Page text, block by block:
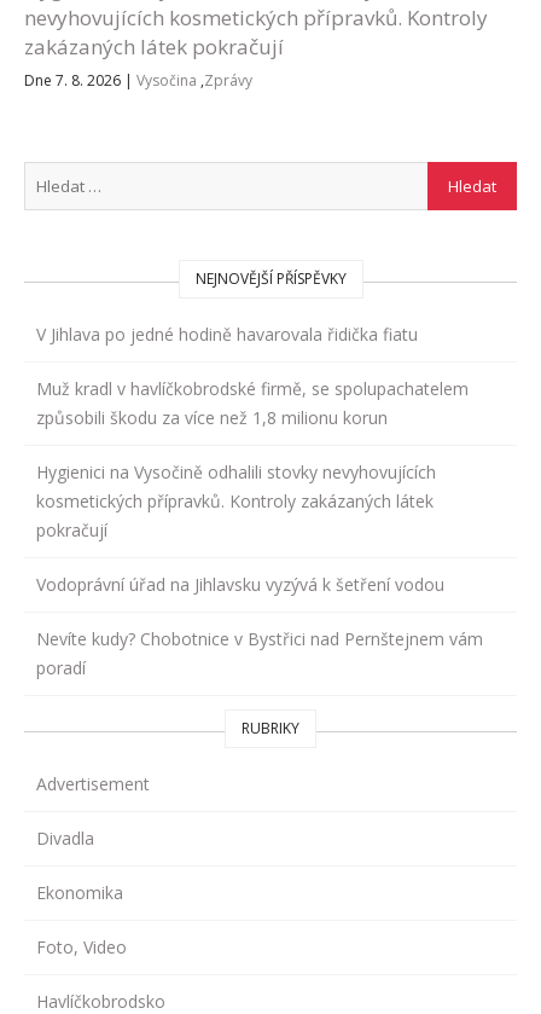
nevyhovujících kosmetických přípravků. Kontroly
zakázaných látek pokračují
Dne 7. 8. 2026 | Vysočina ,Zprávy
NEJNOVĚJŠÍ PŘÍSPĚVKY
V Jihlava po jedné hodině havarovala řidička fiatu
Muž kradl v havlíčkobrodské firmě, se spolupachatelem
způsobili škodu za více než 1,8 milionu korun
Hygienici na Vysočině odhalili stovky nevyhovujících
kosmetických přípravků. Kontroly zakázaných látek
pokračují
Vodoprávní úřad na Jihlavsku vyzývá k šetření vodou
Nevíte kudy? Chobotnice v Bystřici nad Pernštejnem vám
poradí
RUBRIKY
Advertisement
Divadla
Ekonomika
Foto, Video
Havlíčkobrodsko